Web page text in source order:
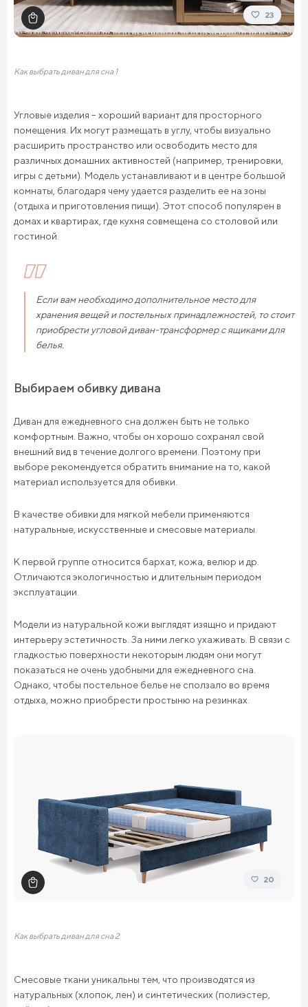
23
Как выбрать диван для сна 1
Угловые изделия – хороший вариант для просторного
помещения. Их могут размещать в углу, чтобы визуально
расширить пространство или освободить место для
различных домашних активностей (например, тренировки,
игры с детьми). Модель устанавливают и в центре большой
комнаты, благодаря чему удается разделить ее на зоны
(отдыха и приготовления пищи). Этот способ популярен в
домах и квартирах, где кухня совмещена со столовой или
гостиной.
Если вам необходимо дополнительное место для
хранения вещей и постельных принадлежностей, то стоит
приобрести угловой диван-трансформер с ящиками для
белья.
Выбираем обивку дивана
Диван для ежедневного сна должен быть не только
комфортным. Важно, чтобы он хорошо сохранял свой
внешний вид в течение долгого времени. Поэтому при
выборе рекомендуется обратить внимание на то, какой
материал используется для обивки.
В качестве обивки для мягкой мебели применяются
натуральные, искусственные и смесовые материалы.
К первой группе относится бархат, кожа, велюр и др.
Отличаются экологичностью и длительным периодом
эксплуатации.
Модели из натуральной кожи выглядят изящно и придают
интерьеру эстетичность. За ними легко ухаживать. В связи с
гладкостью поверхности некоторым людям они могут
показаться не очень удобными для ежедневного сна.
Однако, чтобы постельное белье не сползало во время
отдыха, можно приобрести простыню на резинках.
20
Как выбрать диван для сна 2
Смесовые ткани уникальны тем, что производятся из
натуральных (хлопок, лен) и синтетических (полиэстер,